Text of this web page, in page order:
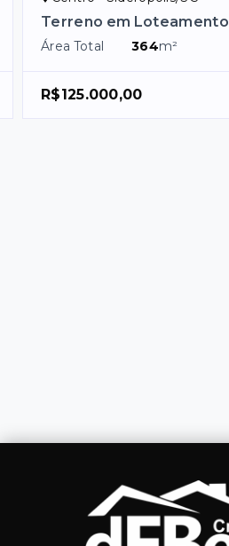
Terreno em Loteamento
Área Total 364m²
R$125.000,00